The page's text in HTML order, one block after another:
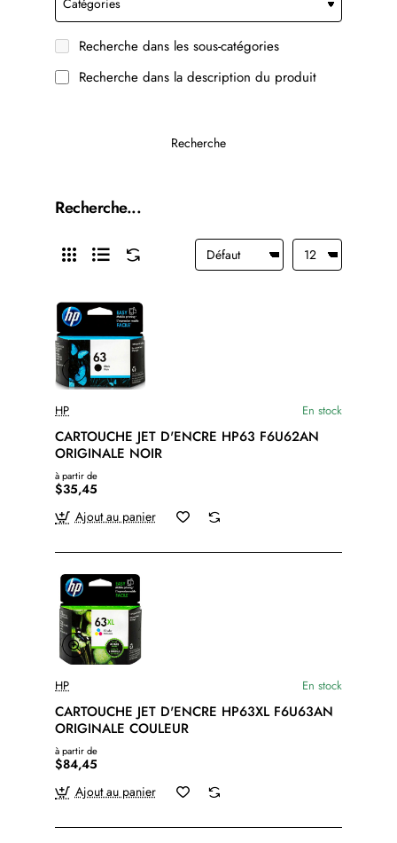
Recherche dans les sous-catégories
Recherche dans la description du produit
Recherche
Recherche...
HP En stock
CARTOUCHE JET D'ENCRE HP63 F6U62AN
ORIGINALE NOIR
à partir de
$35,45
Ajout au panier
HP En stock
CARTOUCHE JET D'ENCRE HP63XL F6U63AN
ORIGINALE COULEUR
à partir de
$84,45
Ajout au panier